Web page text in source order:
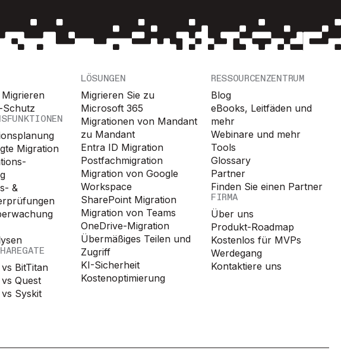
Schutz
Migration
&
BitTitan
Quest
Syskit
LÖSUNGEN
Migrieren Sie zu
Microsoft 365
Migrationen von Mandant
zu Mandant
Entra ID Migration
Postfachmigration
Migration von Google
Workspace
SharePoint Migration
Migration von Teams
OneDrive-Migration
Übermäßiges Teilen und
Zugriff
KI-Sicherheit
Kostenoptimierung
RESSOURCENZENTRUM
Blog
eBooks, Leitfäden und
mehr
Webinare und mehr
Tools
Glossary
Partner
Finden Sie einen Partner
FIRMA
Über uns
Produkt-Roadmap
Kostenlos für MVPs
Werdegang
Kontaktiere uns